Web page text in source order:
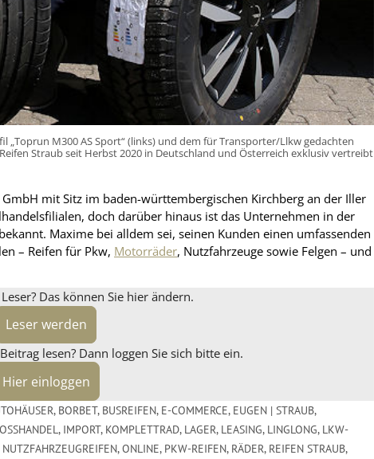
M300 AS Sport“ (links) und dem für Transporter/Llkw gedachten
Straub seit Herbst 2020 in Deutschland und Österreich exklusiv vertreibt
mit Sitz im baden-württembergischen Kirchberg an der Iller
doch darüber hinaus ist das Unternehmen in der
Maxime bei alldem sei, seinen Kunden einen umfassenden
– Reifen für Pkw, Motorräder, Nutzfahrzeuge sowie Felgen – und
Das können Sie hier ändern.
Leser werden
lesen? Dann loggen Sie sich bitte ein.
Hier einloggen
, BORBET, BUSREIFEN, E-COMMERCE, EUGEN | STRAUB,
, IMPORT, KOMPLETTRAD, LAGER, LEASING, LINGLONG, LKW-
NUTZFAHRZEUGREIFEN,ONLINE, PKW-REIFEN, RÄDER, REIFEN STRAUB,